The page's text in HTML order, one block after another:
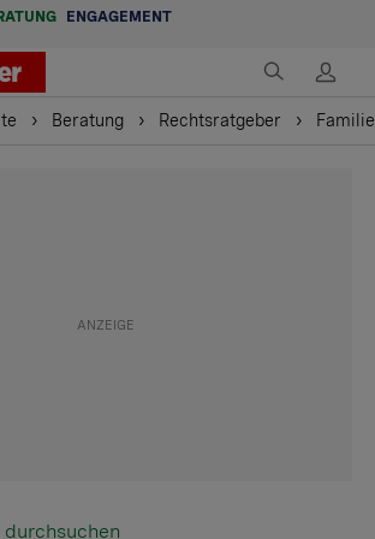
ENGAGEMENT
Beratung Rechtsratgeber Familie